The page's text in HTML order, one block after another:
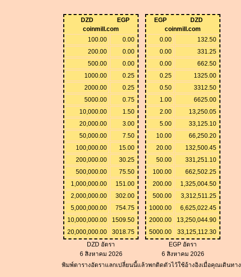
DZD
EGP
coinmill.com
100.00
0.00
200.00
0.00
500.00
0.00
1000.00
0.25
2000.00
0.25
5000.00
0.75
10,000.00
1.50
20,000.00
3.00
50,000.00
7.50
100,000.00
15.00
200,000.00
30.25
500,000.00
75.50
1,000,000.00
151.00
2,000,000.00
302.00
5,000,000.00
754.75
10,000,000.00
1509.50
20,000,000.00
3018.75
DZD อัตรา
6 สิงหาคม 2026
EGP
DZD
coinmill.com
0.00
132.50
0.00
331.25
0.00
662.50
0.25
1325.00
0.50
3312.50
1.00
6625.00
2.00
13,250.05
5.00
33,125.10
10.00
66,250.20
20.00
132,500.45
50.00
331,251.10
100.00
662,502.25
200.00
1,325,004.50
500.00
3,312,511.25
1000.00
6,625,022.45
2000.00
13,250,044.90
5000.00
33,125,112.30
EGP อัตรา
6 สิงหาคม 2026
พิมพ์ตารางอัตราแลกเปลี่ยนนี้แล้วพกติดตัวไว้ใช้อ้างอิงเมื่อคุณเดินทาง